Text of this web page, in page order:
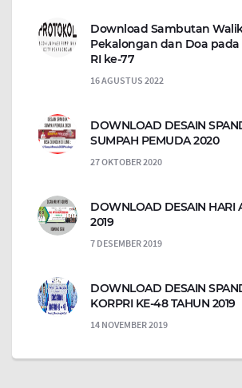
Download Sambutan
Pekalongan dan Doa pada
RI ke-77
16 AGUSTUS 2022
DOWNLOAD DESAIN
SUMPAH PEMUDA 2020
27 OKTOBER 2020
DOWNLOAD DESAIN HARI
2019
7 DESEMBER 2019
DOWNLOAD DESAIN
KORPRI KE-48 TAHUN 2019
14 NOVEMBER 2019